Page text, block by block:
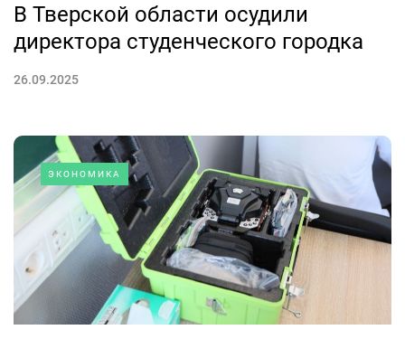
В Тверской области осудили
директора студенческого городка
26.09.2025
ЭКОНОМИКА